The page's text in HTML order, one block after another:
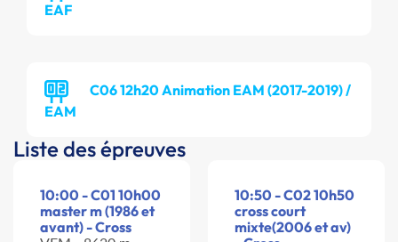
EAF
C06 12h20 Animation EAM (2017-2019) /
EAM
Liste des épreuves
10:00 - C01 10h00
master m (1986 et
avant) - Cross
10:50 - C02 10h50
cross court
mixte(2006 et av)